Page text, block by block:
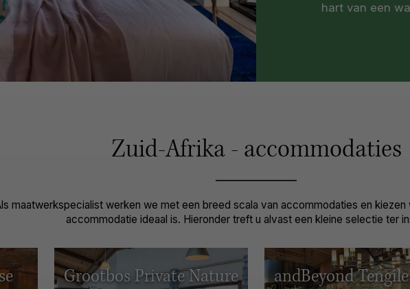
hart van een
Zuid-Afrika - accommodaties
maatwerkspecialist werken we met een breed scala van accommodaties en kiezen
accommodatie ideaal is. Hieronder treft u alvast een kleine selectie ter
Grootbos Private Nature
andBeyond